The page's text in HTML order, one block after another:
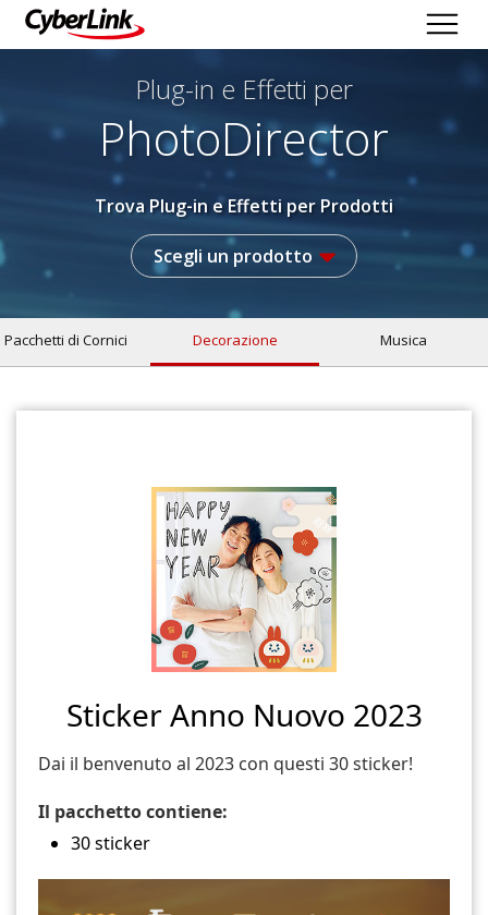
Plug-in e Effetti per
PhotoDirector
Trova Plug-in e Effetti per Prodotti
Scegli un prodotto
Pacchetti di Cornici Decorazione Musica
Sticker Anno Nuovo 2023
Dai il benvenuto al 2023 con questi 30 sticker!
Il pacchetto contiene:
30 sticker